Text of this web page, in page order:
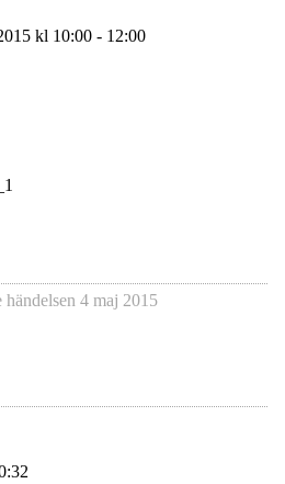
kl 10:00 - 12:00
händelsen 4 maj 2015